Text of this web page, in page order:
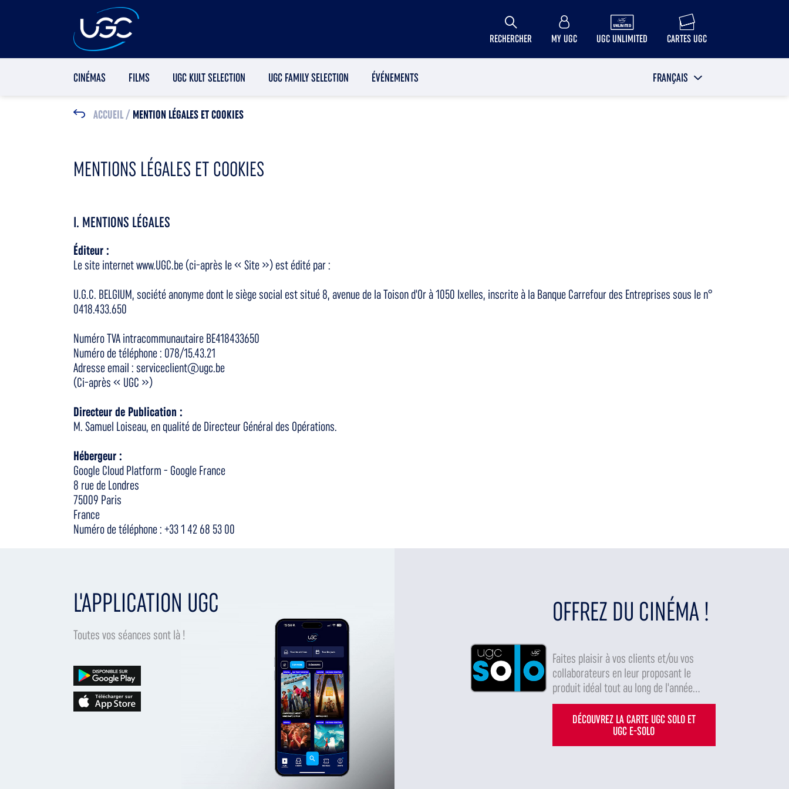
RECHERCHER MY UGC UGC UNLIMITED CARTES UGC
CINÉMAS FILMS UGC KULT SELECTION UGC FAMILY SELECTION ÉVÉNEMENTS FRANÇAIS
ACCUEIL/ MENTION LÉGALES ET COOKIES
MENTIONS LÉGALES ET COOKIES
I. MENTIONS LÉGALES
Éditeur :
Le site internet www.UGC.be (ci-après le « Site ») est édité par :
U.G.C. BELGIUM, société anonyme dont le siège social est situé 8, avenue de la Toison d'Or à 1050 Ixelles, inscrite à la Banque Carrefour des Entreprises sous le n°
0418.433.650
Numéro TVA intracommunautaire BE418433650
Numéro de téléphone : 078/15.43.21
Adresse email : serviceclient@ugc.be
(Ci-après « UGC »)
Directeur de Publication :
M. Samuel Loiseau, en qualité de Directeur Général des Opérations.
Hébergeur :
Google Cloud Platform - Google France
8 rue de Londres
75009 Paris
France
Numéro de téléphone : +33 1 42 68 53 00
L'APPLICATION UGC
Toutes vos séances sont là !
OFFREZ DU CINÉMA !
Faites plaisir à vos clients et/ou vos
collaborateurs en leur proposant le
produit idéal tout au long de l'année...
DÉCOUVREZ LA CARTE UGC SOLO ET
UGC E-SOLO